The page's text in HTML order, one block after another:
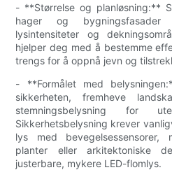
- **Størrelse og planløsning:**
hager og
lysintensiteter og
hjelper deg med å bestemme
trengs for å oppnå jevn og
- **Formålet med
sikkerheten, fremheve
stemningsbelysning for
Sikkerhetsbelysning krever
lys med bevegelsessensorer,
planter eller arkitektoniske
justerbare, mykere LED-flomlys.